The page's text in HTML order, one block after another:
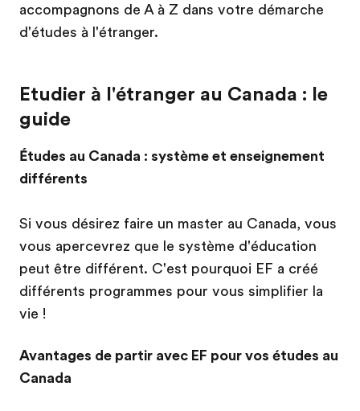
accompagnons de A à Z dans votre démarche
d'études à l'étranger.
Etudier à l'étranger au Canada : le
guide
Études au Canada : système et enseignement
différents
Si vous désirez faire un master au Canada, vous
vous apercevrez que le système d'éducation
peut être différent. C'est pourquoi EF a créé
différents programmes pour vous simplifier la
vie !
Avantages de partir avec EF pour vos études au
Canada